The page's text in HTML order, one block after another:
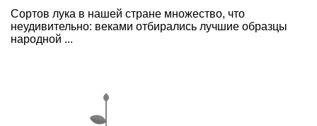
Сортов лука в нашей стране множество, что
неудивительно: веками отбирались лучшие образцы
народной ...